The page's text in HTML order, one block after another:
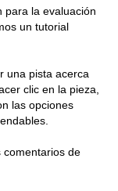
para la evaluación
un tutorial
una pista acerca
clic en la pieza,
las opciones
comentarios de